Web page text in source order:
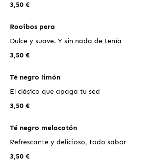
3,50 €
Rooibos pera
Dulce y suave. Y sin nada de tenía
3,50 €
Té negro limón
El clásico que apaga tu sed
3,50 €
Té negro melocotón
Refrescante y delicioso, todo sabor
3,50 €